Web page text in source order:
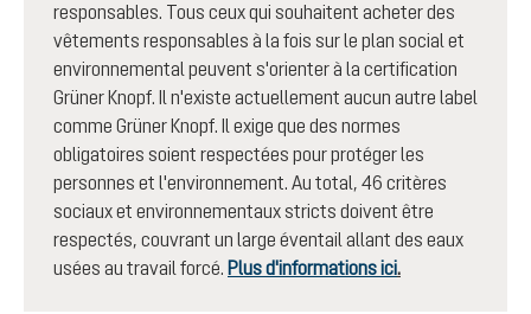
responsables. Tous ceux qui souhaitent acheter des
vêtements responsables à la fois sur le plan social et
environnemental peuvent s'orienter à la certification
Grüner Knopf. Il n'existe actuellement aucun autre label
comme Grüner Knopf. Il exige que des normes
obligatoires soient respectées pour protéger les
personnes et l'environnement. Au total, 46 critères
sociaux et environnementaux stricts doivent être
respectés, couvrant un large éventail allant des eaux
usées au travail forcé. Plus d'informations ici.